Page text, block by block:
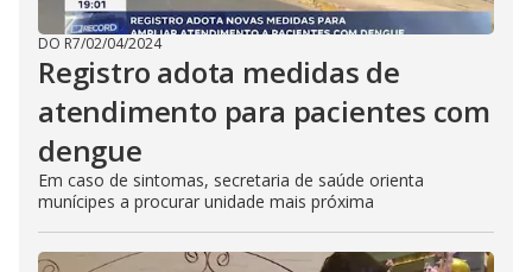
DO R7/02/04/2024
Registro adota medidas de
atendimento para pacientes com
dengue
Em caso de sintomas, secretaria de saúde orienta
munícipes a procurar unidade mais próxima